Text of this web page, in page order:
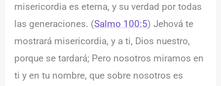
misericordia es eterna, y su verdad por todas
las generaciones. (Salmo 100:5) Jehová te
mostrará misericordia, y a ti, Dios nuestro,
porque se tardará; Pero nosotros miramos en
ti y en tu nombre, que sobre nosotros es